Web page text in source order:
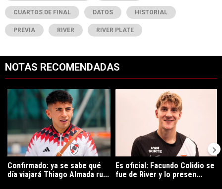
CUARTOS DE FINAL DATOS HISTORIAL
PREVIA RIVER RIVER PLATE
NOTAS RECOMENDADAS
Un artículo de tendencia con el título "Confirmado: ya se sabe qué
Confirmado: ya se sabe qué
día viajará Thiago Almada ru...
Un artículo de tendencia con el
Es oficial: Facundo Colidio se
fue de River y lo presen...